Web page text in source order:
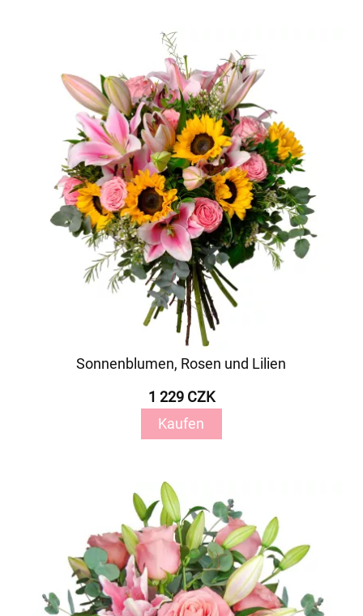
Sonnenblumen, Rosen und Lilien
1 229 CZK
Kaufen